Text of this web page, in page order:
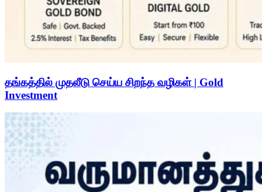
தங்கத்தில் முதலீடு செய்ய சிறந்த வழிகள் | Gold
Investment